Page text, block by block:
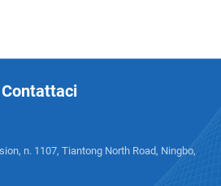
Contattaci
n. 1107, Tiantong North Road, Ningbo,